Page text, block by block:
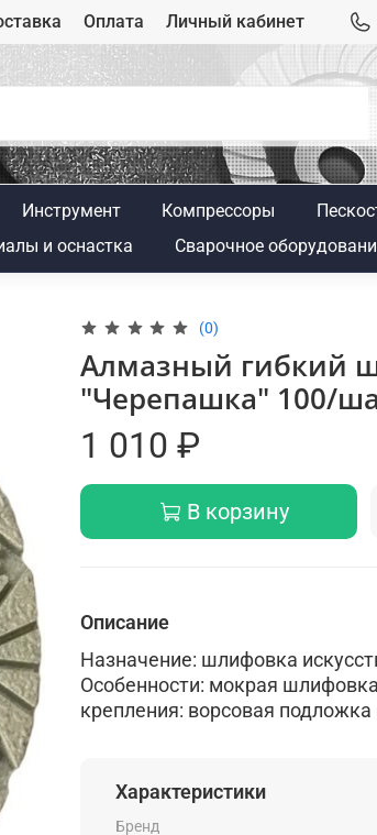
Оплата Личный кабинет
Инструмент Компрессоры
и оснастка Сварочное
(0)
Алмазный гибкий
"Черепашка" 100/
1 010 ₽
В корзину
Описание
Назначение: шлифовка
Особенности: мокрая
крепления: ворсовая подложка
Характеристики
Бренд